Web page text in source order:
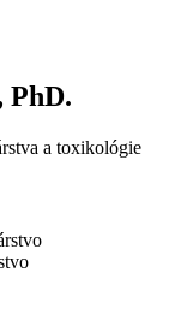
PhD.
a toxikológie